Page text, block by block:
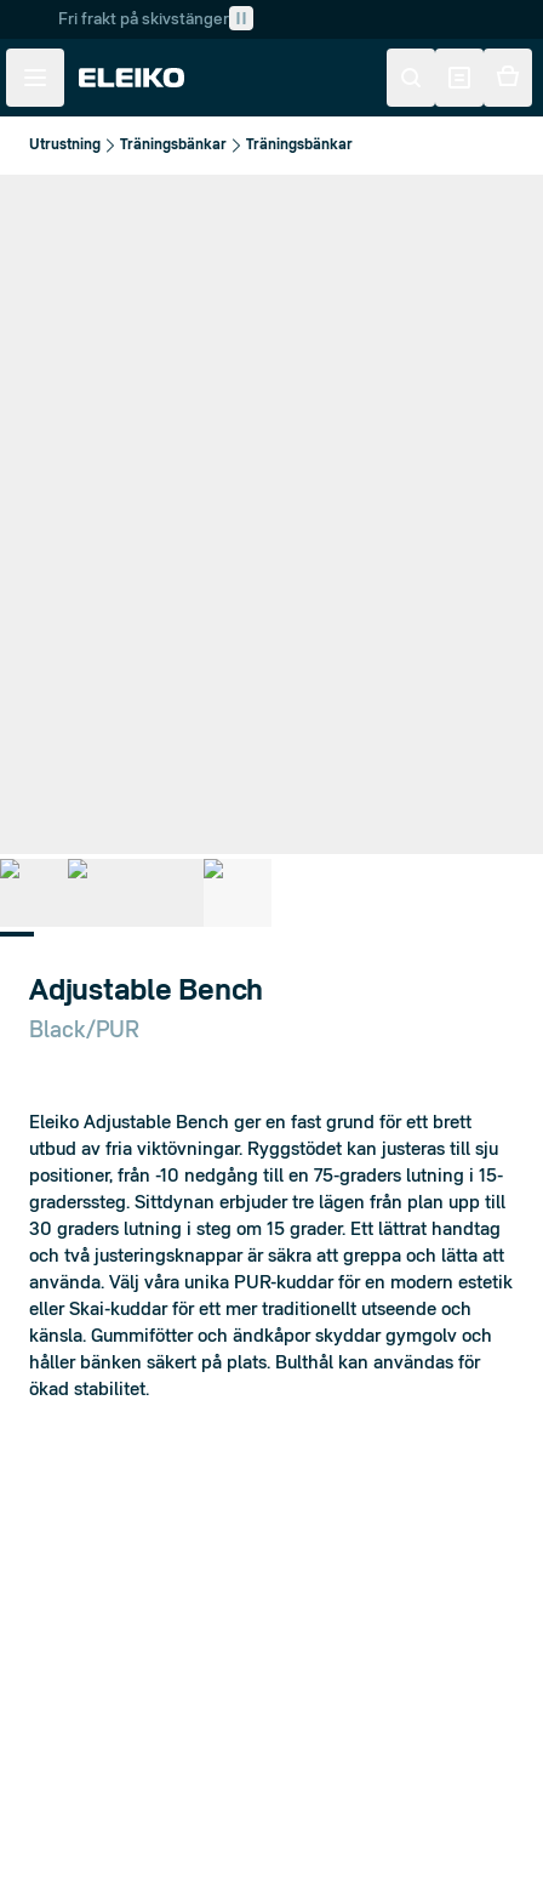
Skip to main content
Fri frakt på skivstänger
Skip to navigation
Utrustning Träningsbänkar Träningsbänkar
Adjustable Bench
Black/PUR
Eleiko Adjustable Bench ger en fast grund för ett brett
utbud av fria viktövningar. Ryggstödet kan justeras till sju
positioner, från -10 nedgång till en 75-graders lutning i 15-
graderssteg. Sittdynan erbjuder tre lägen från plan upp till
30 graders lutning i steg om 15 grader. Ett lättrat handtag
och två justeringsknappar är säkra att greppa och lätta att
använda. Välj våra unika PUR-kuddar för en modern estetik
eller Skai-kuddar för ett mer traditionellt utseende och
känsla. Gummifötter och ändkåpor skyddar gymgolv och
håller bänken säkert på plats. Bulthål kan användas för
ökad stabilitet.